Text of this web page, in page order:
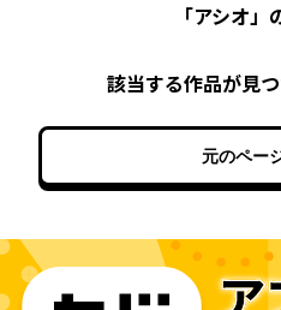
「アシオ」
該当する作品が見
元のペー